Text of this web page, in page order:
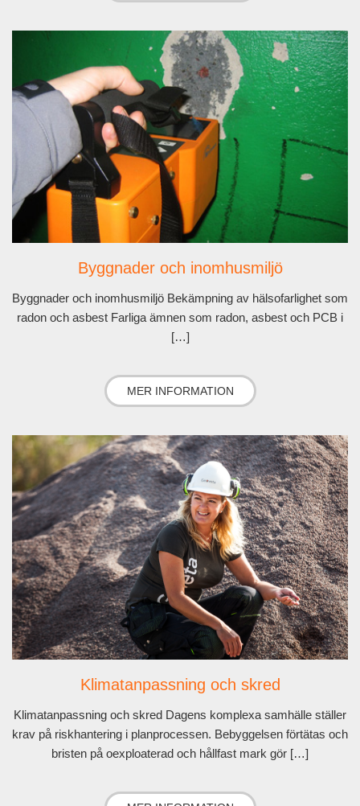
Byggnader och inomhusmiljö
Byggnader och inomhusmiljö Bekämpning av hälsofarlighet som
radon och asbest Farliga ämnen som radon, asbest och PCB i
[…]
MER INFORMATION
Klimatanpassning och skred
Klimatanpassning och skred Dagens komplexa samhälle ställer
krav på riskhantering i planprocessen. Bebyggelsen förtätas och
bristen på oexploaterad och hållfast mark gör […]